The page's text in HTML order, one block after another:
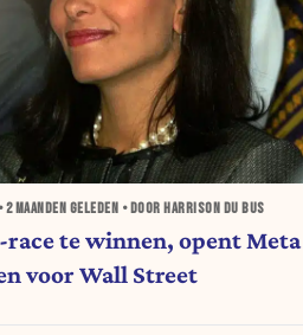
•2 MAANDEN GELEDEN • DOOR HARRISON DU BUS
race te winnen, opent Meta
voor Wall Street